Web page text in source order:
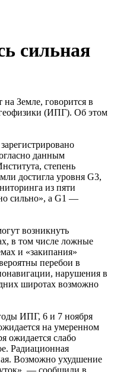
сильная
Земле, говорится в
(ИПГ). Об этом
данным
степень
достигла уровня G3,
из пяти
сильно», а G1 —
возникнуть
в том числе ложные
и «закипания»
перебои в
нарушения в
широтах возможно
ИПГ, 6 и 7 ноября
на умеренном
ожидается слабо
Радиационная
Возможно ухудшение
— сообщили в